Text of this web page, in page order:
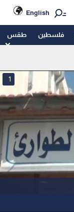
English
فلسطين طقس
1